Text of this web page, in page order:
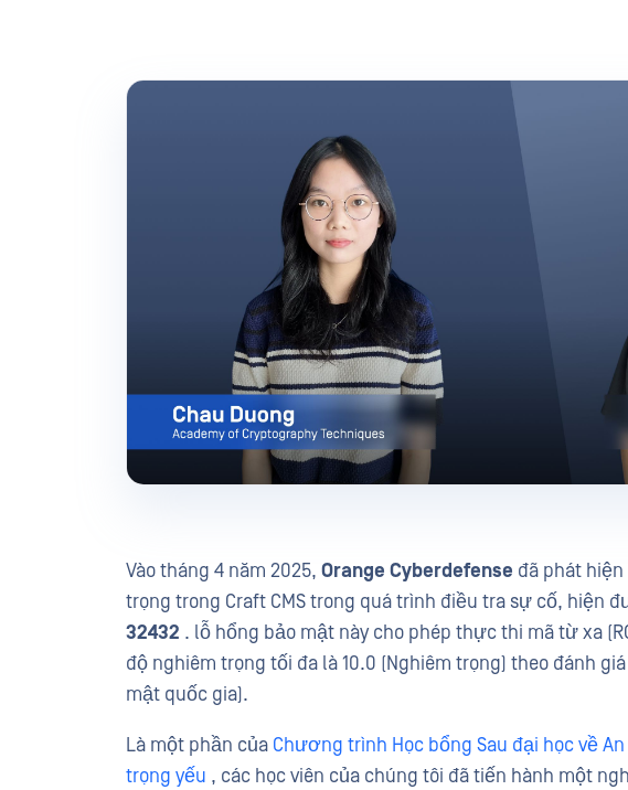
Vào tháng 4 năm 2025, Orange Cyberdefense đã phát
trọng trong Craft CMS trong quá trình điều tra sự cố, hiện
32432 . lỗ hổng bảo mật này cho phép thực thi mã từ xa
độ nghiêm trọng tối đa là 10.0 (Nghiêm trọng) theo đánh
mật quốc gia).
Là một phần của Chương trình Học bổng Sau đại học về
trọng yếu , các học viên của chúng tôi đã tiến hành một